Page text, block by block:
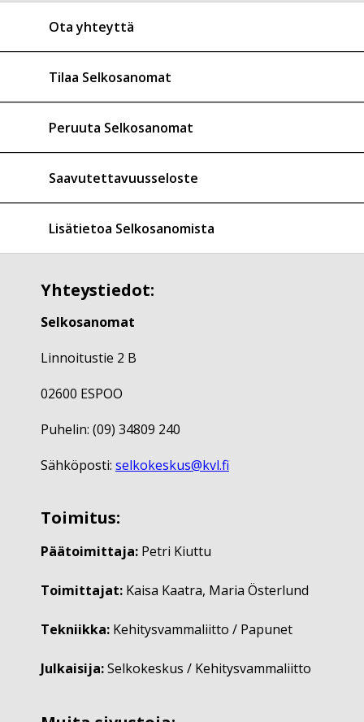
Ota yhteyttä
Tilaa Selkosanomat
Peruuta Selkosanomat
Saavutettavuusseloste
Lisätietoa Selkosanomista
Yhteystiedot:
Selkosanomat
Linnoitustie 2 B
02600 ESPOO
Puhelin: (09) 34809 240
Sähköposti: selkokeskus@kvl.fi
Toimitus:
Päätoimittaja: Petri Kiuttu
Toimittajat: Kaisa Kaatra, Maria Österlund
Tekniikka: Kehitysvammaliitto / Papunet
Julkaisija:Selkokeskus / Kehitysvammaliitto